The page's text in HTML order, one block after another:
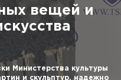
вещей и
Министерства культуры
и скульптур, надежно